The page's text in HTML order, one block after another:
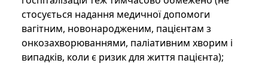
стосується надання медичної допомоги
вагітним, новонародженим, пацієнтам з
онкозахворюваннями, паліативним хворим і
випадків, коли є ризик для життя пацієнта);